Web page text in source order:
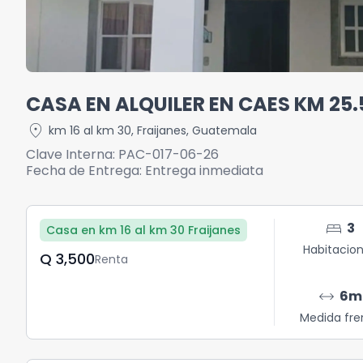
CASA EN ALQUILER EN CAES KM
location_on km 16 al km 30, Fraijanes, Guatemala
Clave Interna: PAC-017-06-26
Fecha de Entrega: Entrega inmediata
Casa en km 16 al km 30 Fraijanes
Q	3,500Renta
bed 3
arrow_range 6m
Medida